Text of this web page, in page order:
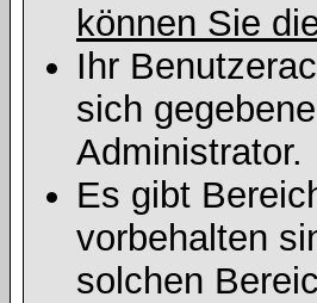
können Sie
Ihr
sich
Administrator.
Es gibt
vorbehalten
solchen